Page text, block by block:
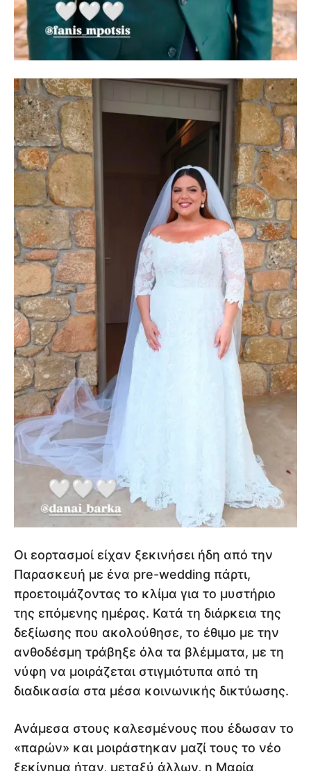
Οι εορτασμοί είχαν ξεκινήσει ήδη από την
Παρασκευή με ένα pre-wedding πάρτι,
προετοιμάζοντας το κλίμα για το μυστήριο
της επόμενης ημέρας. Κατά τη διάρκεια της
δεξίωσης που ακολούθησε, το έθιμο με την
ανθοδέσμη τράβηξε όλα τα βλέμματα, με τη
νύφη να μοιράζεται στιγμιότυπα από τη
διαδικασία στα μέσα κοινωνικής δικτύωσης.
Ανάμεσα στους καλεσμένους που έδωσαν το
«παρών» και μοιράστηκαν μαζί τους το νέο
ξεκίνημα ήταν, μεταξύ άλλων, η Μαρία